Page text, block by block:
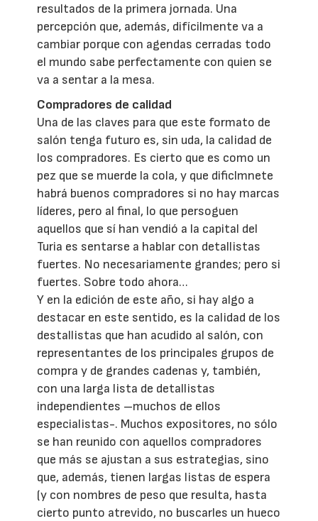
resultados de la primera jornada. Una
percepción que, además, difícilmente va a
cambiar porque con agendas cerradas todo
el mundo sabe perfectamente con quien se
va a sentar a la mesa.
Compradores de calidad
Una de las claves para que este formato de
salón tenga futuro es, sin uda, la calidad de
los compradores. Es cierto que es como un
pez que se muerde la cola, y que dificlmnete
habrá buenos compradores si no hay marcas
líderes, pero al final, lo que persoguen
aquellos que sí han vendió a la capital del
Turia es sentarse a hablar con detallistas
fuertes. No necesariamente grandes; pero si
fuertes. Sobre todo ahora…
Y en la edición de este año, si hay algo a
destacar en este sentido, es la calidad de los
destallistas que han acudido al salón, con
representantes de los principales grupos de
compra y de grandes cadenas y, también,
con una larga lista de detallistas
independientes –muchos de ellos
especialistas-. Muchos expositores, no sólo
se han reunido con aquellos compradores
que más se ajustan a sus estrategias, sino
que, además, tienen largas listas de espera
(y con nombres de peso que resulta, hasta
cierto punto atrevido, no buscarles un hueco